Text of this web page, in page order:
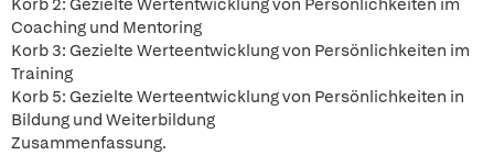
Korb 2: Gezielte Wertentwicklung von Persönlichkeiten im
Coaching und Mentoring
Korb 3: Gezielte Werteentwicklung von Persönlichkeiten im
Training
Korb 5: Gezielte Werteentwicklung von Persönlichkeiten in
Bildung und Weiterbildung
Zusammenfassung.